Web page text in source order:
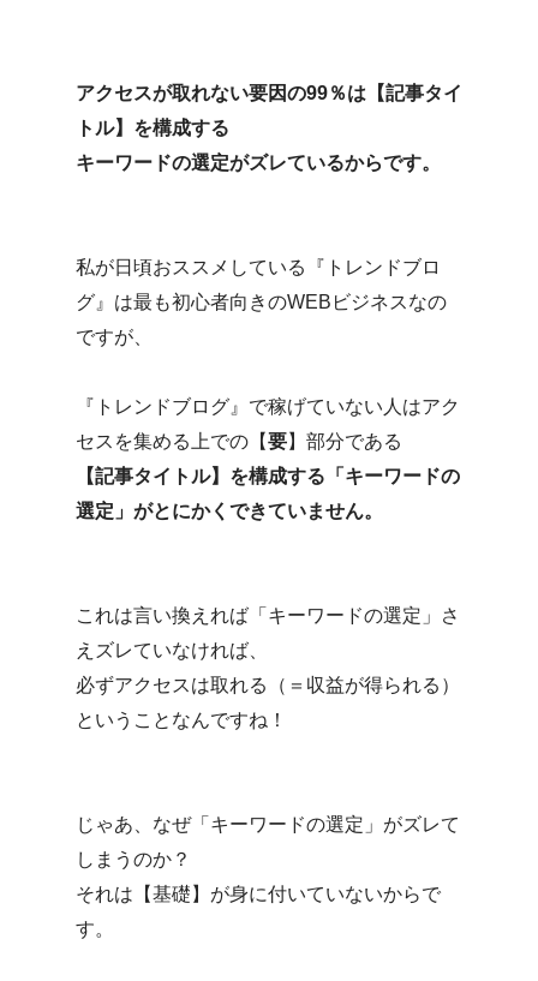
アクセスが取れない要因の99％は【記事タイ
トル】を構成する
キーワードの選定がズレているからです。
私が日頃おススメしている『トレンドブロ
グ』は最も初心者向きのWEBビジネスなの
ですが、
『トレンドブログ』で稼げていない人はアク
セスを集める上での【要】部分である
【記事タイトル】を構成する「キーワードの
選定」がとにかくできていません。
これは言い換えれば「キーワードの選定」さ
えズレていなければ、
必ずアクセスは取れる（＝収益が得られる）
ということなんですね！
じゃあ、なぜ「キーワードの選定」がズレて
しまうのか？
それは【基礎】が身に付いていないからで
す。